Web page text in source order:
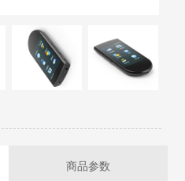
商品参数